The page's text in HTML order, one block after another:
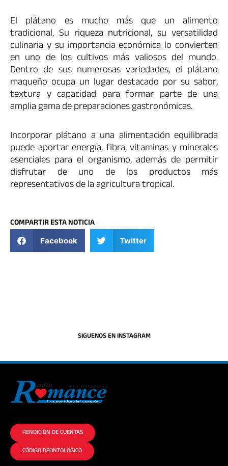
El plátano es mucho más que un alimento
tradicional. Su riqueza nutricional, su versatilidad
culinaria y su importancia económica lo convierten
en uno de los cultivos más valiosos del mundo.
Dentro de sus numerosas variedades, el plátano
maqueño ocupa un lugar destacado por su sabor,
textura y capacidad para formar parte de una
amplia gama de preparaciones gastronómicas.
Incorporar plátano a una alimentación equilibrada
puede aportar energía, fibra, vitaminas y minerales
esenciales para el organismo, además de permitir
disfrutar de uno de los productos más
representativos de la agricultura tropical.
COMPARTIR ESTA NOTICIA
Facebook Twitter
SIGUENOS EN INSTAGRAM
RENDICIÓN DE CUENTAS
CÓDIGO DEONTOLÓGICO